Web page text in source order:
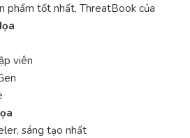
phẩm tốt nhất, ThreatBook của
viên
sáng tạo nhất